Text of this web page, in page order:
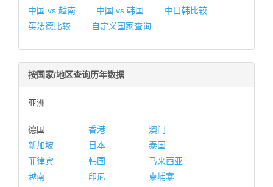
中国 vs 越南
中国 vs 韩国
中日韩比较
英法德比较
自定义国家查询...
按国家/地区查询历年数据
亚洲
德国 香港
澳门
新加坡
日本
泰国
菲律宾
韩国
马来西亚
越南
印尼
柬埔寨